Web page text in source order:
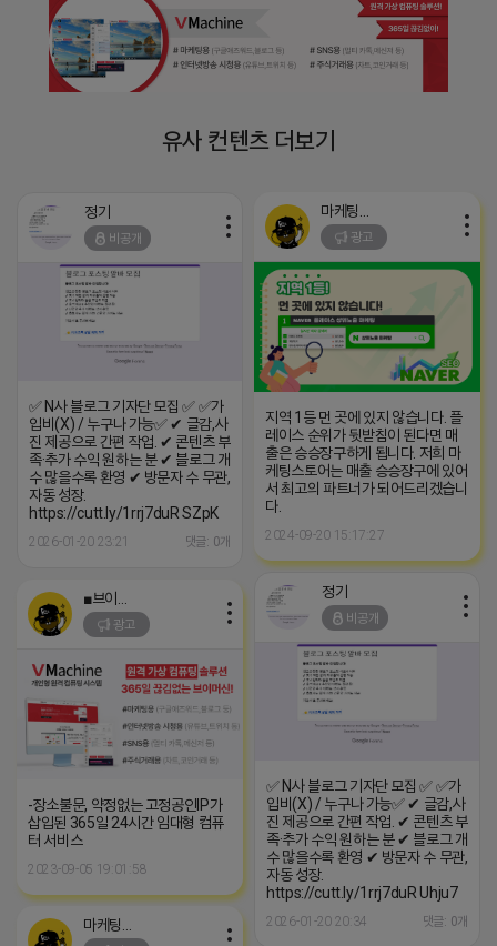
유사 컨텐츠 더보기
정기
비공개
✅ N사 블로그 기자단 모집 ✅ ✅가
입비(X) / 누구나 가능✅ ✔ 글감,사
진 제공으로 간편 작업. ✔ 콘텐츠 부
족·추가 수익 원하는 분 ✔ 블로그 개
수 많을수록 환영 ✔ 방문자 수 무관,
자동 성장.
https://cutt.ly/1rrj7duR SZpK
2026-01-20 23:21 댓글: 0개
광고
지역 1등 먼 곳에 있지 않습니다. 플
레이스 순위가 뒷받침이 된다면 매
출은 승승장구하게 됩니다. 저희 마
케팅스토어는 매출 승승장구에 있어
서 최고의 파트너가 되어드리겠습니
다.
2024-09-20 15:17:27
정기
비공개
✅ N사 블로그 기자단 모집 ✅ ✅가
입비(X) / 누구나 가능✅ ✔ 글감,사
진 제공으로 간편 작업. ✔ 콘텐츠 부
족·추가 수익 원하는 분 ✔ 블로그 개
수 많을수록 환영 ✔ 방문자 수 무관,
자동 성장.
https://cutt.ly/1rrj7duR Uhju7
2026-01-20 20:34 댓글: 0개
광고
-장소불문, 약정없는 고정공인IP가
삽입된 365일 24시간 임대형 컴퓨
터 서비스
2023-09-05 19:01:58